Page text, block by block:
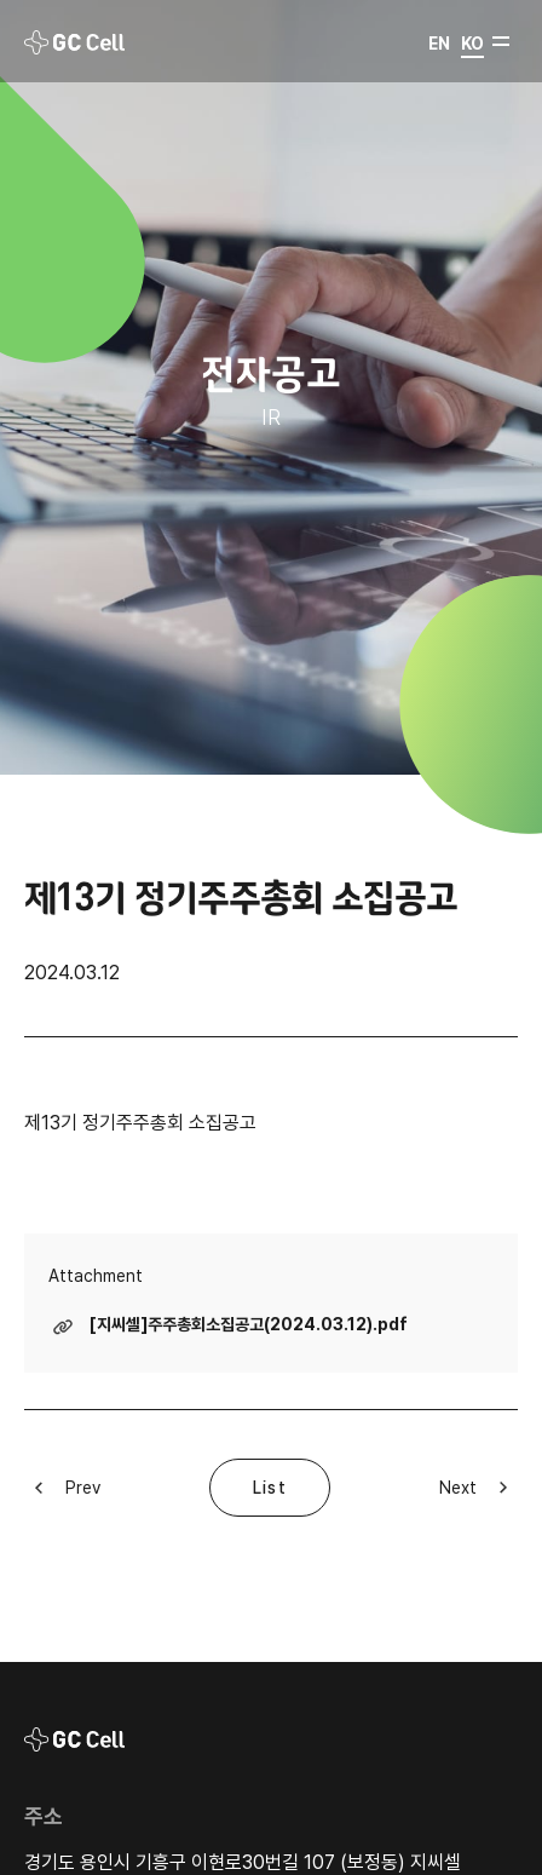
EN KO
전자공고
IR
제13기 정기주주총회 소집공고
2024.03.12
제13기 정기주주총회 소집공고
Attachment
[지씨셀]주주총회소집공고(2024.03.12).pdf
Prev List Next
주소
경기도 용인시 기흥구 이현로30번길 107 (보정동) 지씨셀